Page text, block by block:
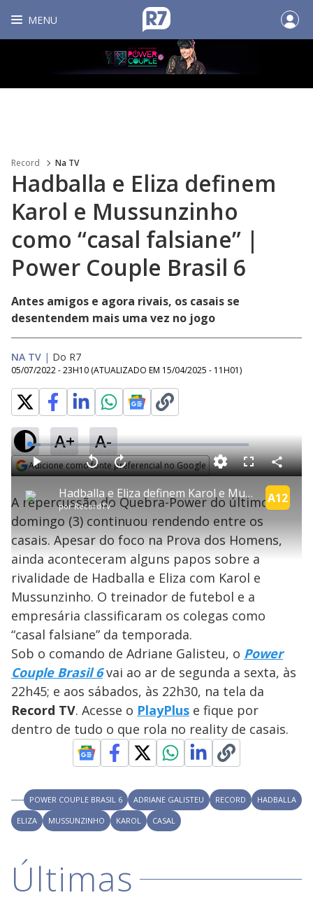
MENU
Record Na TV
Hadballa e Eliza definem
Karol e Mussunzinho
como “casal falsiane” |
Power Couple Brasil 6
Antes amigos e agora rivais, os casais se
desentendem mais uma vez no jogo
NA TV | Do R7
05/07/2022 - 23H10 (ATUALIZADO EM 15/04/2025 - 11H01)
A+ A-
Adicione como fonte preferencial no Google
P
l
a
y
V
i
d
e
o
Hadballa e Eliza definem Karol e Mussunzinho como “casal falsiane” | Power Couple Brasil 6
porRecordTV
A12
P V
l
a
r
0
e
g
n
d
o
s
A
a
n
1
s
e
u
n
d
o
s
M
u
d
o
L
o
a
d
e
5
.
2
5
%
F
l
s
c
e
n
C
o
m
p
a
a
r
A repercussão do Quebra-Power do último
domingo (3) continuou rendendo entre os
casais. Apesar do foco na Prova dos Homens,
ainda aconteceram alguns papos sobre a
rivalidade de Hadballa e Eliza com Karol e
Mussunzinho. O treinador de futebol e a
empresária classificaram os colegas como
“casal falsiane” da temporada.
Sob o comando de Adriane Galisteu, o Power
Couple Brasil 6vai ao ar de segunda a sexta, às
22h45; e aos sábados, às 22h30, na tela da
Record TV. Acesse o PlayPlus e fique por
dentro de tudo o que rola no reality de casais.
POWER COUPLE BRASIL 6 ADRIANE GALISTEU RECORD
HADBALLA
ELIZA
MUSSUNZINHO KAROL CASAL
Últimas